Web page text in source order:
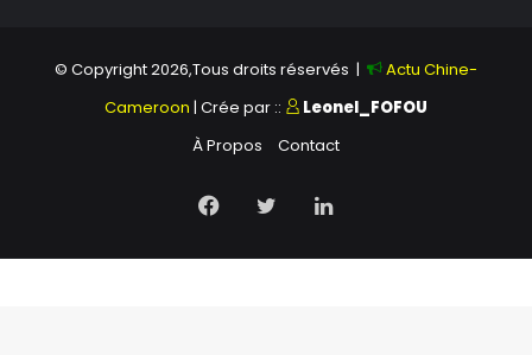
© Copyright 2026,Tous droits réservés |
Actu Chine-
Cameroon | Crée par ::
Leonel_FOFOU
À Propos
Contact
Facebook
TwitterLinkedin